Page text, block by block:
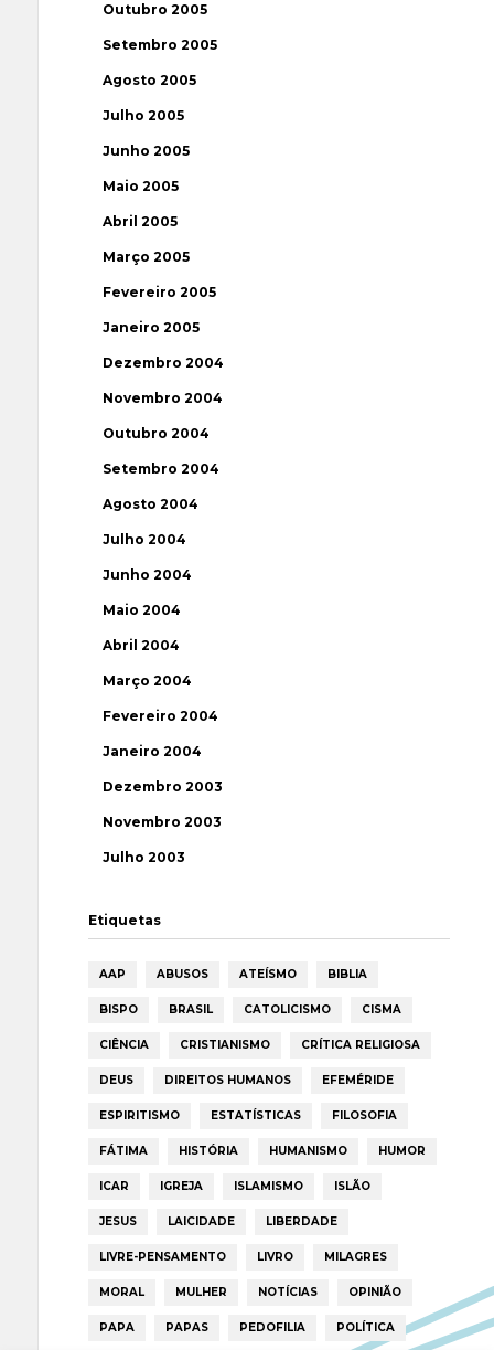
Outubro 2005
Setembro 2005
Agosto 2005
Julho 2005
Junho 2005
Maio 2005
Abril 2005
Março 2005
Fevereiro 2005
Janeiro 2005
Dezembro 2004
Novembro 2004
Outubro 2004
Setembro 2004
Agosto 2004
Julho 2004
Junho 2004
Maio 2004
Abril 2004
Março 2004
Fevereiro 2004
Janeiro 2004
Dezembro 2003
Novembro 2003
Julho 2003
Etiquetas
AAP ABUSOS ATEÍSMO BIBLIA
BISPO BRASIL CATOLICISMO CISMA
CIÊNCIA CRISTIANISMO CRÍTICA RELIGIOSA
DEUS DIREITOS HUMANOS EFEMÉRIDE
ESPIRITISMO ESTATÍSTICAS FILOSOFIA
FÁTIMA HISTÓRIA HUMANISMO HUMOR
ICAR IGREJA ISLAMISMO ISLÃO
JESUS LAICIDADE LIBERDADE
LIVRE-PENSAMENTO LIVRO MILAGRES
MORAL MULHER NOTÍCIAS OPINIÃO
PAPA PAPAS PEDOFILIA POLÍTICA